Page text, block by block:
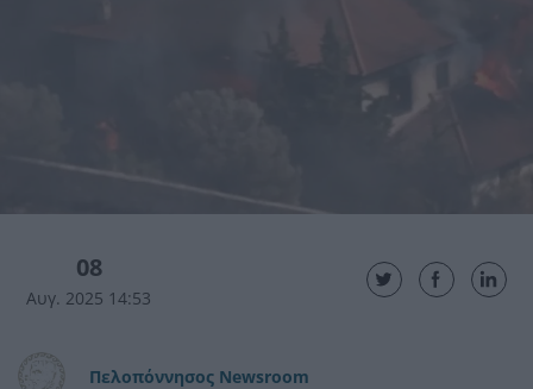
08
Αυγ. 2025 14:53
Πελοπόννησος Newsroom